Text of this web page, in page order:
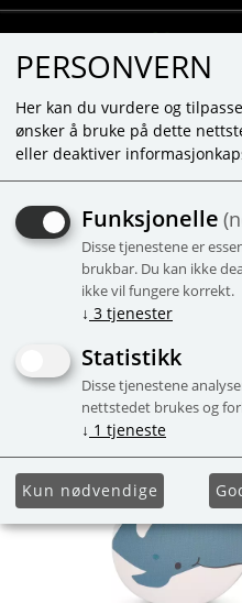
HVALEN
Laget av 100%
PERSONVERN
Her kan du vurdere og
ønsker å bruke på dette
eller deaktiver
Funksjonelle
Disse tjenestene er
brukbar. Du kan ikke
ikke vil fungere korrekt.
↓ 3 tjenester
Statistikk
Disse tjenestene
nettstedet brukes og
↓ 1 tjeneste
Kun nødvendige